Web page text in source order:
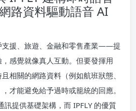
路資料驅動語音 AI
支援、旅遊、金融和零售產業——提
感覺就像真人互動。但要發揮用
相關的網路資料（例如航班狀態、
才能避免給予過時或籠統的回應。
訊提供基礎架構，而 IPFLY 的優質